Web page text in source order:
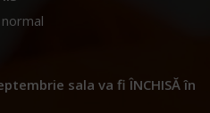
sala va fi ÎNCHISĂ în